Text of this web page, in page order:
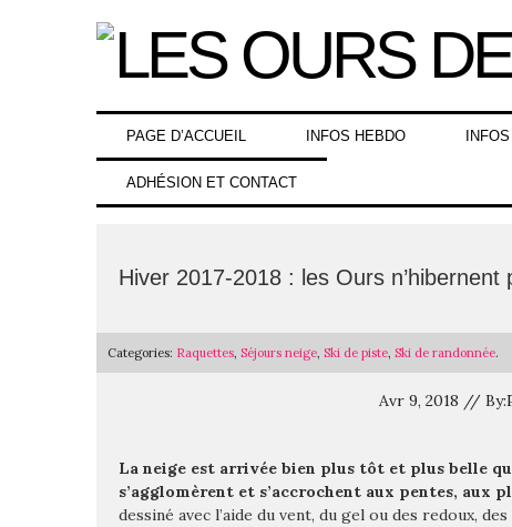
PAGE D’ACCUEIL INFOS HEBDO
ADHÉSION ET CONTACT
Hiver 2017-2018 : les Ours n’hibernent
Categories: Raquettes, Séjours neige, Ski de piste, Ski de randonnée.
Avr 9, 2018 //
La neige est arrivée bien plus tôt et plus belle
s’agglomèrent et s’accrochent aux pentes, aux
dessiné avec l’aide du vent, du gel ou des redoux,